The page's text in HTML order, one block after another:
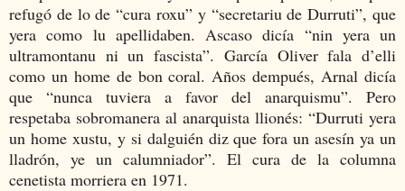
refugó de lo de “cura roxu” y “secretariu de Durruti”, que
yera como lu apellidaben. Ascaso dicía “nin yera un
ultramontanu ni un fascista”. García Oliver fala d’elli
como un home de bon coral. Años dempués, Arnal dicía
que “nunca tuviera a favor del anarquismu”. Pero
respetaba sobromanera al anarquista llionés: “Durruti yera
un home xustu, y si dalguién diz que fora un asesín ya un
lladrón, ye un calumniador”. El cura de la columna
cenetista morriera en 1971.